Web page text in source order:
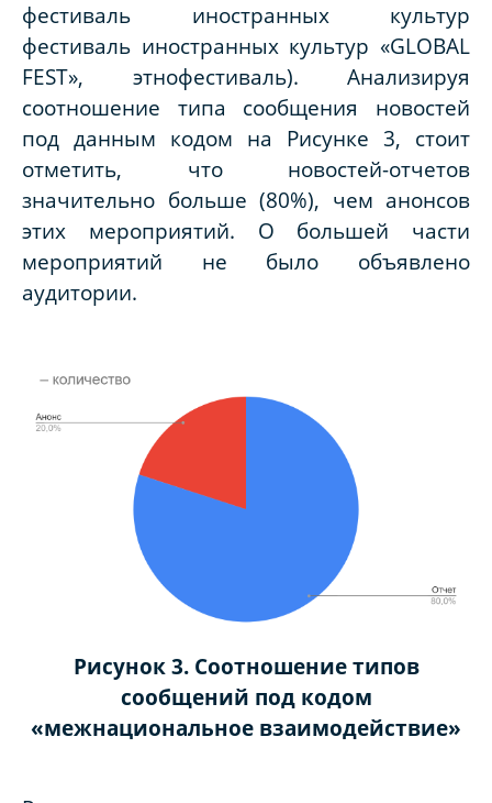
фестиваль иностранных культур
фестиваль иностранных культур «GLOBAL
FEST», этнофестиваль). Анализируя
соотношение типа сообщения новостей
под данным кодом на Рисунке 3, стоит
отметить, что новостей-отчетов
значительно больше (80%), чем анонсов
этих мероприятий. О большей части
мероприятий не было объявлено
аудитории.
Рисунок 3. Соотношение типов
сообщений под кодом
«межнациональное взаимодействие»